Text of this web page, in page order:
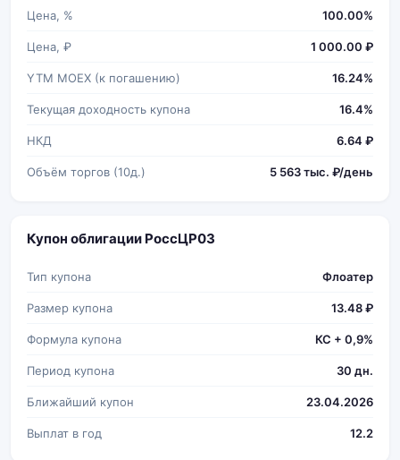
Цена, % 100.00%
Цена, ₽ 1 000.00 ₽
YTM MOEX (к погашению) 16.24%
Текущая доходность купона 16.4%
НКД 6.64 ₽
Объём торгов (10д.) 5 563 тыс. ₽/день
Купон облигации РоссЦP03
Тип купона Флоатер
Размер купона 13.48 ₽
Формула купона КС + 0,9%
Период купона 30 дн.
Ближайший купон 23.04.2026
Выплат в год 12.2